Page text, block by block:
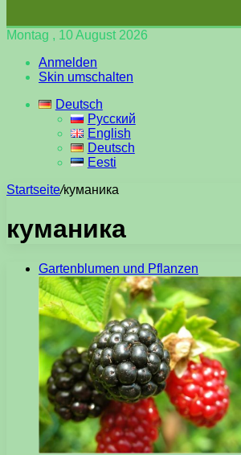
Montag , 10 August 2026
Anmelden
Skin umschalten
Deutsch
Русский
English
Deutsch
Eesti
Startseite/куманика
куманика
Gartenblumen und Pflanzen